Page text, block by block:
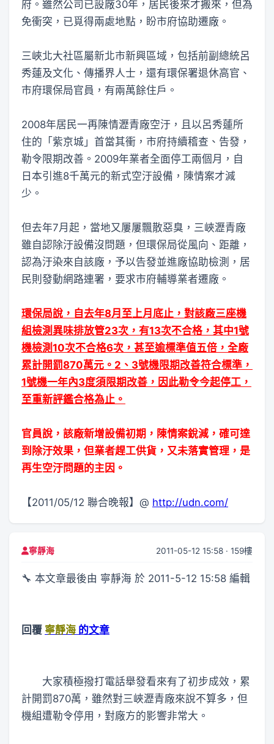
府。雖然公司已設廠30年，居民後來才搬來，但為
免衝突，已覓得兩處地點，盼市府協助遷廠。
三峽北大社區屬新北市新興區域，包括前副總統呂
秀蓮及文化、傳播界人士，還有環保署退休高官、
市府環保局官員，有兩萬餘住戶。
2008年居民一再陳情瀝青廠空汙，且以呂秀蓮所
住的「紫京城」首當其衝，市府持續稽查、告發，
勒令限期改善。2009年業者全面停工兩個月，自
日本引進8千萬元的新式空汙設備，陳情案才減
少。
但去年7月起，當地又屢屢飄散惡臭，三峽瀝青廠
雖自認除汙設備沒問題，但環保局從風向、距離，
認為汙染來自該廠，予以告發並進廠協助檢測，居
民則發動網路連署，要求市府輔導業者遷廠。
環保局說，自去年8月至上月底止，對該廠三座機
組檢測異味排放管23次，有13次不合格，其中1號
機檢測10次不合格6次，甚至逾標準值五倍，全廠
累計開罰870萬元。2、3號機限期改善符合標準，
1號機一年內3度須限期改善，因此勒令今起停工，
至重新評鑑合格為止。
官員說，該廠新增設備初期，陳情案銳減，確可達
到除汙效果，但業者趕工供貨，又未落實管理，是
再生空汙問題的主因。
【2011/05/12 聯合晚報】@ http://udn.com/
寧靜海 2011-05-12 15:58 · 159樓
🔧 本文章最後由 寧靜海 於 2011-5-12 15:58 編輯
回覆 寧靜海 的文章
大家積極撥打電話舉發看來有了初步成效，累
計開罰870萬，雖然對三峽瀝青廠來說不算多，但
機組遭勒令停用，對廠方的影響非常大。